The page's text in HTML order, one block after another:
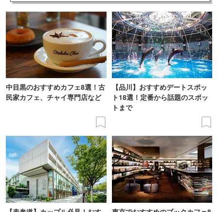
中目黒のおすすめカフェ8選！古
民家カフェ、チャイ専門店など
【品川】おすすめデートスポッ
ト18選！定番から話題のスポッ
トまで